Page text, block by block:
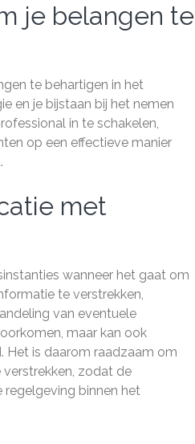
je belangen te
te behartigen in het
en je bijstaan bij het nemen
in te schakelen,
op een effectieve manier
met
wanneer het gaat om
te verstrekken,
van eventuele
maar kan ook
Het is daarom raadzaam om
zodat de
regelgeving binnen het